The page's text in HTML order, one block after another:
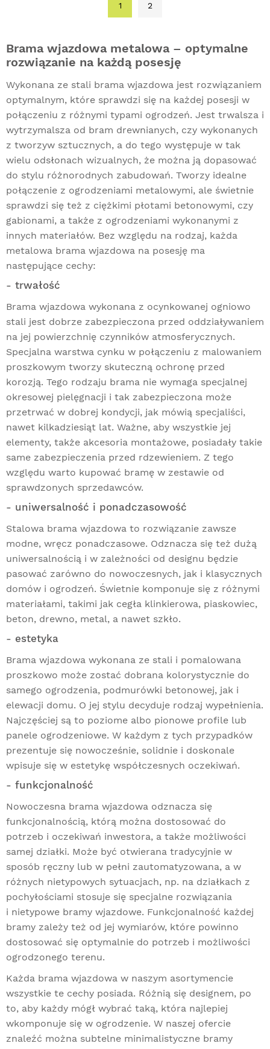
1 2
Brama wjazdowa metalowa – optymalne
rozwiązanie na każdą posesję
Wykonana ze stali brama wjazdowa jest rozwiązaniem
optymalnym, które sprawdzi się na każdej posesji w
połączeniu z różnymi typami ogrodzeń. Jest trwalsza i
wytrzymalsza od bram drewnianych, czy wykonanych
z tworzyw sztucznych, a do tego występuje w tak
wielu odsłonach wizualnych, że można ją dopasować
do stylu różnorodnych zabudowań. Tworzy idealne
połączenie z ogrodzeniami metalowymi, ale świetnie
sprawdzi się też z ciężkimi płotami betonowymi, czy
gabionami, a także z ogrodzeniami wykonanymi z
innych materiałów. Bez względu na rodzaj, każda
metalowa brama wjazdowa na posesję ma
następujące cechy:
- trwałość
Brama wjazdowa wykonana z ocynkowanej ogniowo
stali jest dobrze zabezpieczona przed oddziaływaniem
na jej powierzchnię czynników atmosferycznych.
Specjalna warstwa cynku w połączeniu z malowaniem
proszkowym tworzy skuteczną ochronę przed
korozją. Tego rodzaju brama nie wymaga specjalnej
okresowej pielęgnacji i tak zabezpieczona może
przetrwać w dobrej kondycji, jak mówią specjaliści,
nawet kilkadziesiąt lat. Ważne, aby wszystkie jej
elementy, także akcesoria montażowe, posiadały takie
same zabezpieczenia przed rdzewieniem. Z tego
względu warto kupować bramę w zestawie od
sprawdzonych sprzedawców.
- uniwersalność i ponadczasowość
Stalowa brama wjazdowa to rozwiązanie zawsze
modne, wręcz ponadczasowe. Odznacza się też dużą
uniwersalnością i w zależności od designu będzie
pasować zarówno do nowoczesnych, jak i klasycznych
domów i ogrodzeń. Świetnie komponuje się z różnymi
materiałami, takimi jak cegła klinkierowa, piaskowiec,
beton, drewno, metal, a nawet szkło.
- estetyka
Brama wjazdowa wykonana ze stali i pomalowana
proszkowo może zostać dobrana kolorystycznie do
samego ogrodzenia, podmurówki betonowej, jak i
elewacji domu. O jej stylu decyduje rodzaj wypełnienia.
Najczęściej są to poziome albo pionowe profile lub
panele ogrodzeniowe. W każdym z tych przypadków
prezentuje się nowocześnie, solidnie i doskonale
wpisuje się w estetykę współczesnych oczekiwań.
- funkcjonalność
Nowoczesna brama wjazdowa odznacza się
funkcjonalnością, którą można dostosować do
potrzeb i oczekiwań inwestora, a także możliwości
samej działki. Może być otwierana tradycyjnie w
sposób ręczny lub w pełni zautomatyzowana, a w
różnych nietypowych sytuacjach, np. na działkach z
pochyłościami stosuje się specjalne rozwiązania
i nietypowe bramy wjazdowe. Funkcjonalność każdej
bramy zależy też od jej wymiarów, które powinno
dostosować się optymalnie do potrzeb i możliwości
ogrodzonego terenu.
Każda brama wjazdowa w naszym asortymencie
wszystkie te cechy posiada. Różnią się designem, po
to, aby każdy mógł wybrać taką, która najlepiej
wkomponuje się w ogrodzenie. W naszej ofercie
znaleźć można subtelne minimalistyczne bramy